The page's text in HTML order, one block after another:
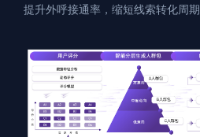
提升外呼接通率，缩短线索转化周期